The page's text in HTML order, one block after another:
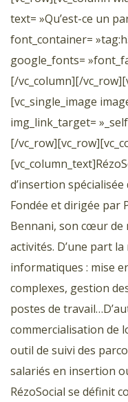
text= »Qu’est-ce un
font_container=
google_fonts=
[/vc_column][/
[vc_single_image
img_link_target=
[/
d’insertion
Fondée et dirigée par
Bennani, son cœur de
activités. D’une part
informatiques : mise
complexes, gestion
postes de
commercialisation de
outil de suivi des
salariés en insertion
RézoSocial se définit